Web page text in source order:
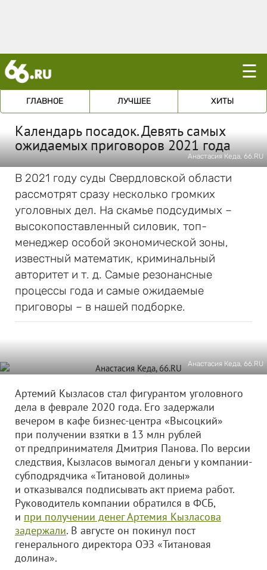
☰
ГЛАВНОЕ ЛУЧШЕЕ ХИТЫ
Календарь посадок. Девять самых
ожидаемых приговоров 2021 года
Анастасия Кеда, 66.RU
В 2021 году суды Свердловской области
рассмотрят сразу несколько громких
уголовных дел. На скамье подсудимых –
высокопоставленный силовик, топ-
менеджер особой экономической зоны,
известный математик, криминальный
авторитет и т. д. Самые резонансные
процессы года и самые ожидаемые
приговоры – в нашей подборке.
Анастасия Кеда, 66.RU
Артемий Кызласов стал фигурантом уголовного
дела в феврале 2020 года. Его задержали
вечером в кафе бизнес-центра «Высоцкий»
при получении взятки в 13 млн рублей
от предпринимателя Дмитрия Панова. По версии
следствия, Кызласов вымогал деньги у компании-
субподрядчика «Титановой долины»
и отказывался подписывать акт приема работ.
Руководитель компании обратился в ФСБ,
и при получении денег Артемия Кызласова
задержали. В августе он покинул пост
генерального директора ОЭЗ «Титановая
долина».